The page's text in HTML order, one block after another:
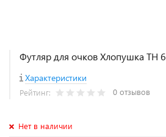
Футляр для очков Хлопушка TH 6
Характеристики
Рейтинг: 0 отзывов
Нет в наличии